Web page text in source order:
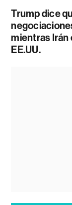
Trump dice
mientras Irán
EE.UU.